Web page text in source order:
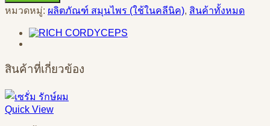
หมวดหมู่: ผลิตภัณฑ์ สมุนไพร (ใช้ในคลีนิค), สินค้าทั้งหมด
สินค้าที่เกี่ยวข้อง
Quick View